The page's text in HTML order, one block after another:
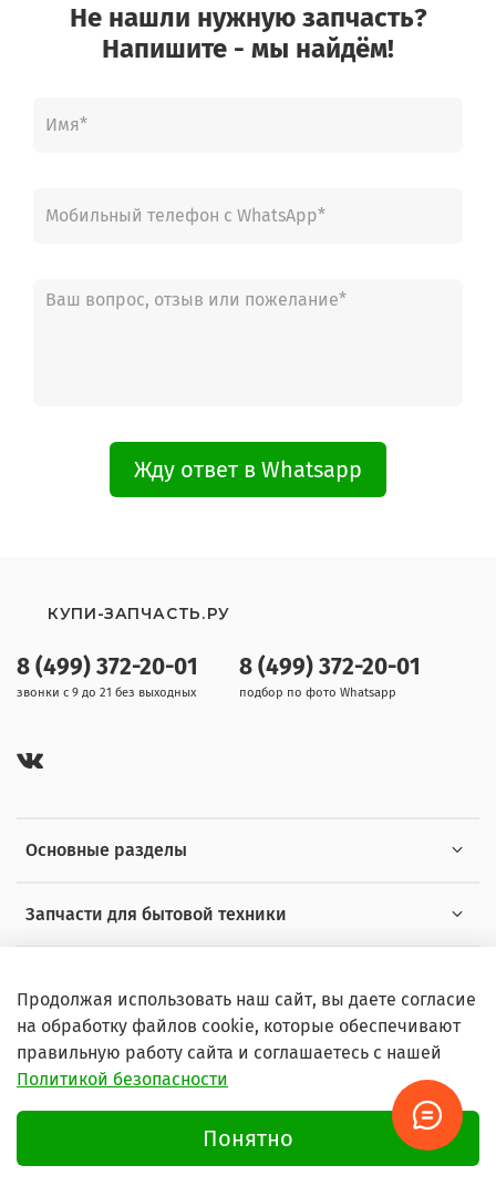
Не нашли нужную запчасть?
Напишите - мы найдём!
Жду ответ в Whatsapp
Основные разделы
Запчасти для бытовой техники
8 (499) 372-20-01
звонки с 9 до 21 без выходных
8 (499) 372-20-01
подбор по фото Whatsapp
КУПИ-ЗАПЧАСТЬ.РУ
© 2026 Любое использование контента без письменного
Продолжая использовать наш сайт, вы даете согласие
на обработку файлов cookie, которые обеспечивают
правильную работу сайта и соглашаетесь с нашей
Политикой безопасности
Понятно